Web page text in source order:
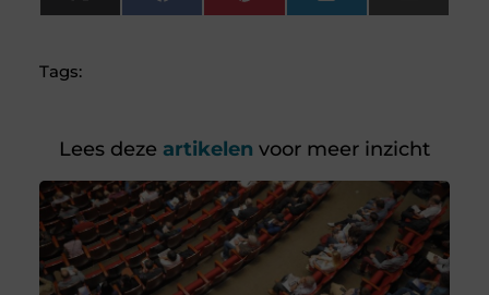
(Twitter)
Tags:
Lees deze artikelen voor meer inzicht